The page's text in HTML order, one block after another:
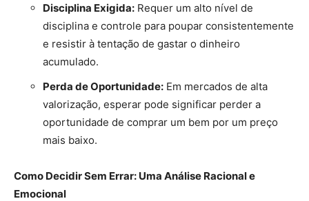
Disciplina Exigida: Requer um alto nível de
disciplina e controle para poupar consistentemente
e resistir à tentação de gastar o dinheiro
acumulado.
Perda de Oportunidade: Em mercados de alta
valorização, esperar pode significar perder a
oportunidade de comprar um bem por um preço
mais baixo.
Como Decidir Sem Errar: Uma Análise Racional e
Emocional